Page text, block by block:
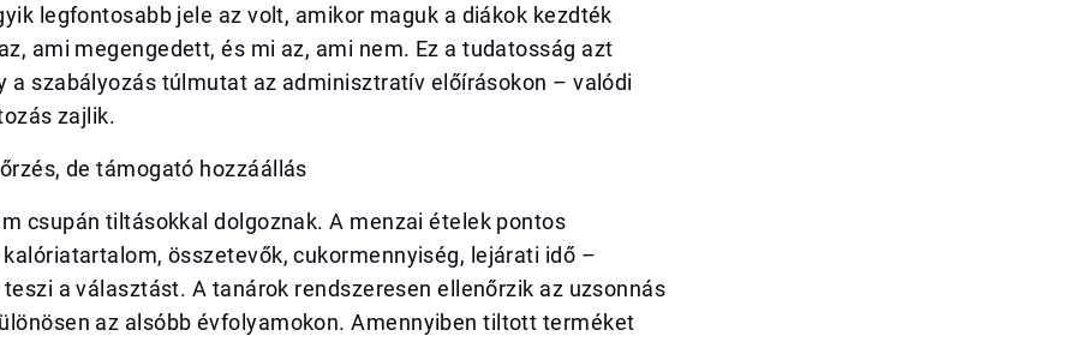
legfontosabb jele az volt, amikor maguk a diákok kezdték
ami megengedett, és mi az, ami nem. Ez a tudatosság azt
a szabályozás túlmutat az adminisztratív előírásokon – valódi
zajlik.
de támogató hozzáállás
csupán tiltásokkal dolgoznak. A menzai ételek pontos
összetevők, cukormennyiség, lejárati idő –
a választást. A tanárok rendszeresen ellenőrzik az uzsonnás
az alsóbb évfolyamokon. Amennyiben tiltott terméket